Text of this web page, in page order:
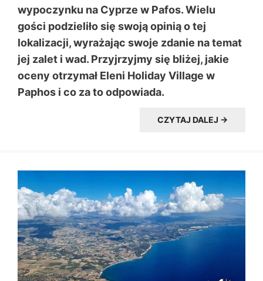
wypoczynku na Cyprze w Pafos. Wielu
gości podzieliło się swoją opinią o tej
lokalizacji, wyrażając swoje zdanie na temat
jej zalet i wad. Przyjrzyjmy się bliżej, jakie
oceny otrzymał Eleni Holiday Village w
Paphos i co za to odpowiada.
CZYTAJ DALEJ →